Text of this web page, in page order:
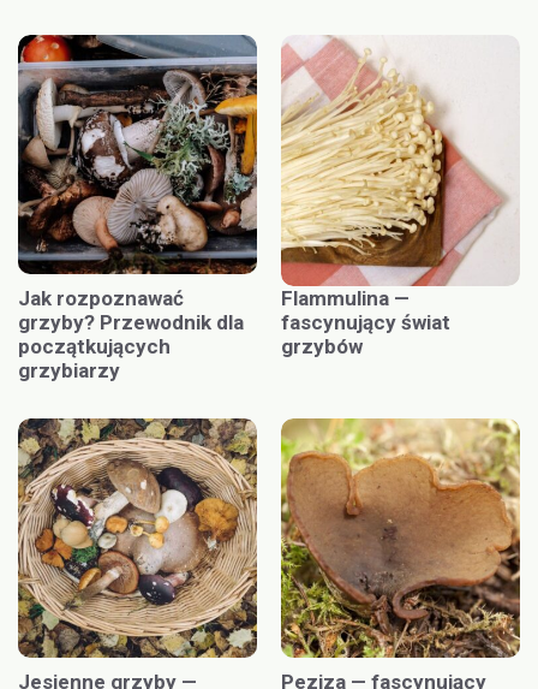
Jak rozpoznawać
grzyby? Przewodnik dla
początkujących
grzybiarzy
Flammulina —
fascynujący świat
grzybów
Jesienne grzyby — Peziza — fascynujący